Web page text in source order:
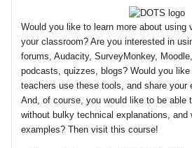
Would you like to learn more about using
your classroom? Are you interested in
forums, Audacity, SurveyMonkey,
podcasts, quizzes, blogs? Would you
teachers use these tools, and share your
And, of course, you would like to be able
without bulky technical explanations, and
examples? Then visit this course!